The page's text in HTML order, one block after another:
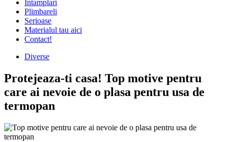
Intamplari
Plimbareli
Serioase
Materialul tau aici
Contact!
Diverse
Protejeaza-ti casa! Top motive pentru
care ai nevoie de o plasa pentru usa de
termopan